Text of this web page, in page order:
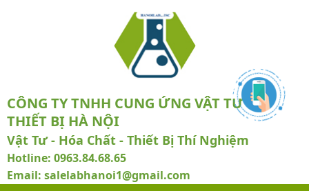
CÔNG TY TNHH CUNG ỨNG VẬT TƯ VÀ
THIẾT BỊ HÀ NỘI
Vật Tư - Hóa Chất - Thiết Bị Thí Nghiệm
Hotline: 0963.84.68.65
Email: salelabhanoi1@gmail.com